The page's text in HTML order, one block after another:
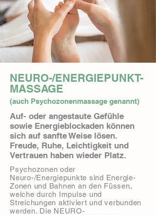
NEURO-/ENERGIEPUNKT-
MASSAGE
(auch Psychozonenmassage genannt)
Auf- oder angestaute Gefühle
sowie Energieblockaden können
sich auf sanfte Weise lösen.​
Freude, Ruhe, Leichtigkeit und
Vertrauen haben wieder Platz.
Psychozonen oder
Neuro-/Energiepunkte sind Energie-
Zonen und Bahnen an den Füssen,
welche durch Impulse und
Streichungen aktiviert und verbunden
werden. Die NEURO-